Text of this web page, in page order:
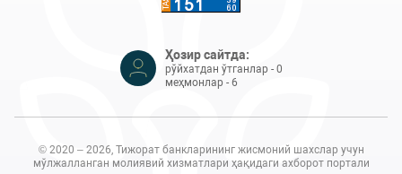
Ҳозир сайтда:
рўйхатдан ўтганлар - 0
меҳмонлар - 6
© 2020 – 2026, Тижорат банкларининг жисмоний шахслар учун
мўлжалланган молиявий хизматлари ҳақидаги ахборот портали